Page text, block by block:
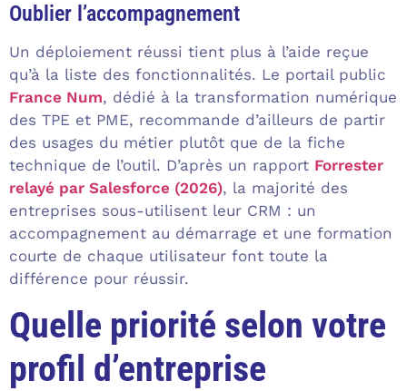
Oublier l’accompagnement
Un déploiement réussi tient plus à l’aide reçue
qu’à la liste des fonctionnalités. Le portail public
France Num, dédié à la transformation numérique
des TPE et PME, recommande d’ailleurs de partir
des usages du métier plutôt que de la fiche
technique de l’outil. D’après un rapport Forrester
relayé par Salesforce (2026), la majorité des
entreprises sous-utilisent leur CRM : un
accompagnement au démarrage et une formation
courte de chaque utilisateur font toute la
différence pour réussir.
Quelle priorité selon votre
profil d’entreprise